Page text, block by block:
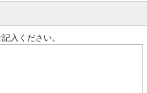
入ください。